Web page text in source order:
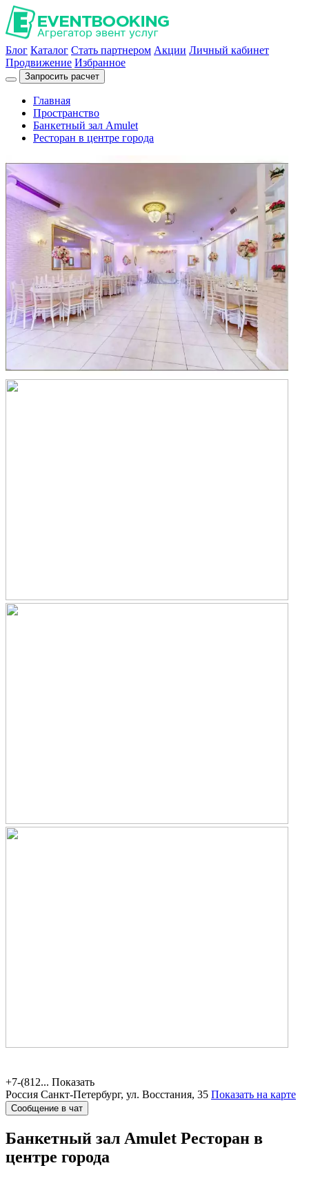
Блог Каталог Стать партнером Акции Личный кабинет
Продвижение Избранное
Запросить расчет
Главная
Пространство
Банкетный зал Amulet
Ресторан в центре города
+7-(812... Показать
Россия Санкт-Петербург, ул. Восстания, 35 Показать на карте
Сообщение в чат
Банкетный зал Amulet Ресторан в
центре города